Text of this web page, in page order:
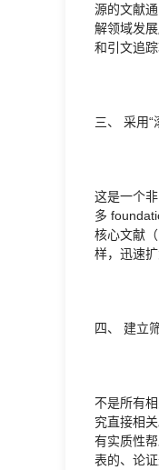
源的文献
解领域发
和引文追踪
三、 采用“
这是一个
多
核心文献
样，迅速
四、 建立
不是所有
究直接相
有实质性
表的、论证